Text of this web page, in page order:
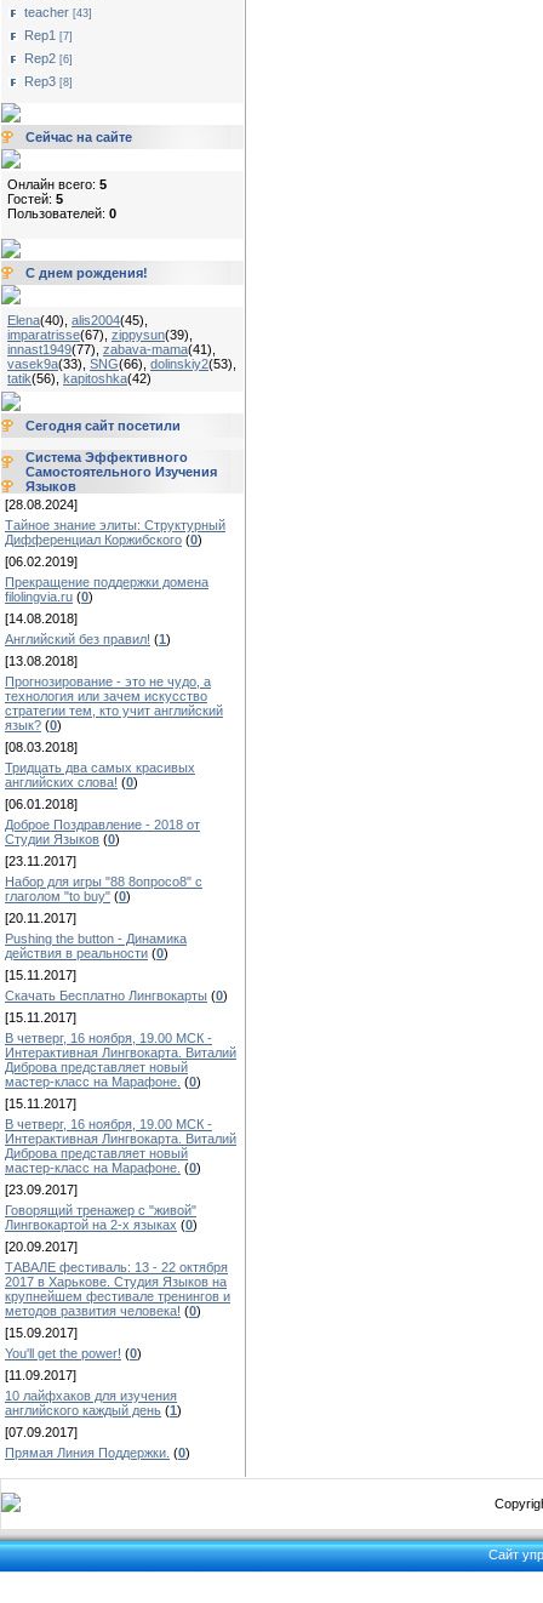
teacher [43]
Rep1 [7]
Rep2 [6]
Rep3 [8]
Сейчас на сайте
Онлайн всего: 5
Гостей: 5
Пользователей: 0
С днем рождения!
Elena(40) alis2004(45)
imparatrisse(67) zippysun(39)
innast1949(77) zabava-mama(41)
vasek9a(33) SNG(66) dolinskiy2(53)
tatik(56) kapitoshka(42)
Сегодня сайт посетили
Система Эффективного
Самостоятельного Изучения
Языков
[28.08.2024]
Тайное знание элиты: Структурный
Дифференциал Коржибского (0)
[06.02.2019]
Прекращение поддержки домена
filolingvia.ru (0)
[14.08.2018]
Английский без правил! (1)
[13.08.2018]
Прогнозирование - это не чудо, а
технология или зачем искусство
стратегии тем, кто учит английский
язык? (0)
[08.03.2018]
Тридцать два самых красивых
английских слова! (0)
[06.01.2018]
Доброе Поздравление - 2018 от
Студии Языков (0)
[23.11.2017]
Набор для игры "88 8опросо8" с
глаголом "to buy" (0)
[20.11.2017]
Pushing the button - Динамика
действия в реальности (0)
[15.11.2017]
Скачать Бесплатно Лингвокарты (0)
[15.11.2017]
В четверг, 16 ноября, 19.00 МСК -
Интерактивная Лингвокарта. Виталий
Диброва представляет новый
мастер-класс на Марафоне. (0)
[15.11.2017]
В четверг, 16 ноября, 19.00 МСК -
Интерактивная Лингвокарта. Виталий
Диброва представляет новый
мастер-класс на Марафоне. (0)
[23.09.2017]
Говорящий тренажер с "живой"
Лингвокартой на 2-х языках (0)
[20.09.2017]
ТАВАЛЕ фестиваль: 13 - 22 октября
2017 в Харькове. Студия Языков на
крупнейшем фестивале тренингов и
методов развития человека! (0)
[15.09.2017]
You'll get the power! (0)
[11.09.2017]
10 лайфхаков для изучения
английского каждый день (1)
[07.09.2017]
Прямая Линия Поддержки. (0)
Сайт